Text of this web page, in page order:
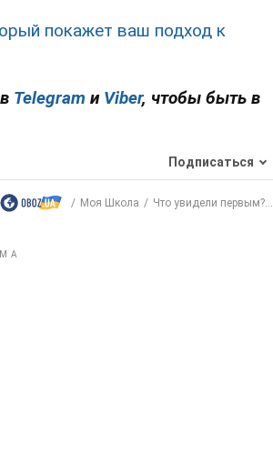
покажет ваш подход к
Telegram и Viber, чтобы быть в
Подписаться
Моя Школа Что увидели первым?...